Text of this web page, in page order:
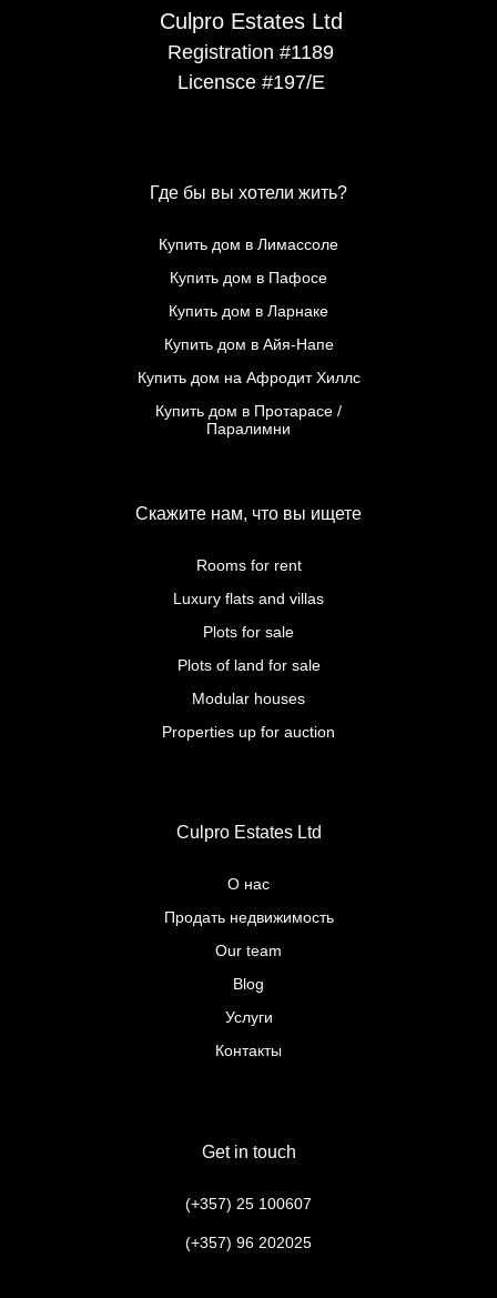
Culpro Estates Ltd
Registration #1189
Licensce #197/E
Где бы вы хотели жить?
Скажите нам, что вы ищете
Culpro Estates Ltd
Get in touch
Купить дом в Лимассоле
Купить дом в Пафосе
Купить дом в Ларнаке
Купить дом в Айя-Напе
Купить дом на Афродит Хиллс
Купить дом в Протарасе /
Паралимни
Rooms for rent
Luxury flats and villas
Plots for sale
Plots of land for sale
Modular houses
Properties up for auction
О нас
Продать недвижимость
Our team
Blog
Услуги
Контакты
(+357) 25 100607
(+357) 96 202025